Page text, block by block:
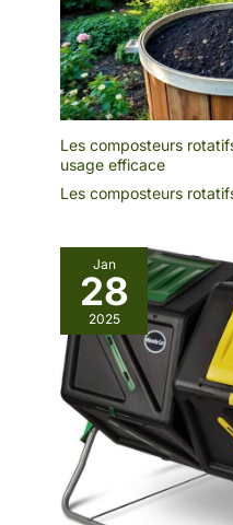
Les composteurs
usage efficace
Les composteurs
Jan
28
2025